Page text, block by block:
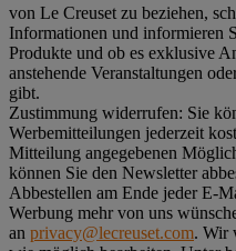
von Le Creuset zu beziehen,
Informationen und informieren
Produkte und ob es exklusive
anstehende Veranstaltungen
gibt.
Zustimmung widerrufen: Sie
Werbemitteilungen jederzeit
Mitteilung angegebenen
können Sie den Newsletter
Abbestellen am Ende jeder E-
Werbung mehr von uns
an privacy@lecreuset.com. Wir